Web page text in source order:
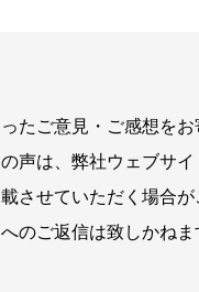
たご意見・ご感想をお
声は、弊社ウェブサイ
させていただく場合が
のご返信は致しかねま